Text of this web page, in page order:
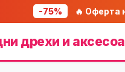
-75% 🔥 Оферта
дрехи и